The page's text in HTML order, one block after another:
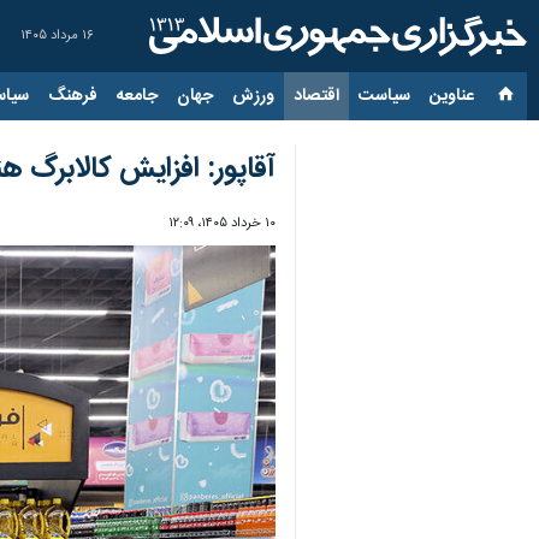
۱۶ مرداد ۱۴۰۵
عناوین‌ سیاست اقتصاد ورزش جهان جامعه فرهنگ
آقاپور: افزایش
۱۰ خرداد ۱۴۰۵، ۱۲:۰۹